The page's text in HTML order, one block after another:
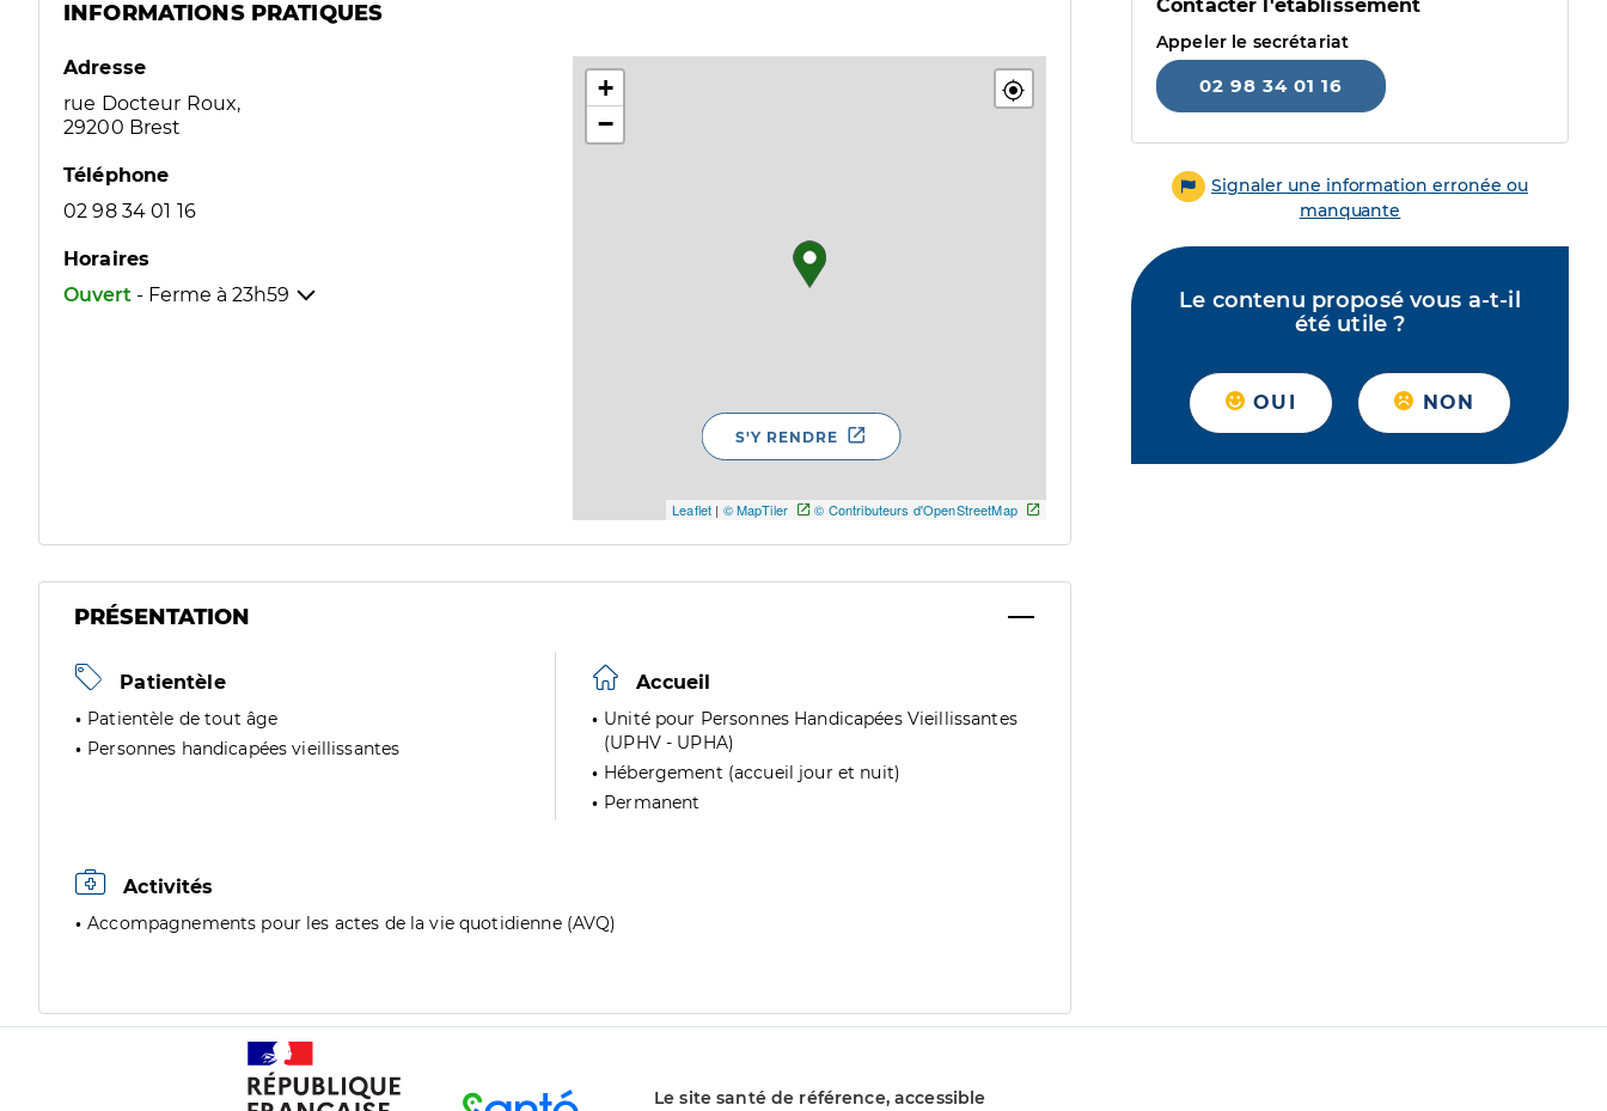
INFORMATIONS PRATIQUES
Adresse
rue Docteur Roux,
29200 Brest
Téléphone
02 98 34 01 16
Horaires
Ouvert - Ferme à 23h59
+
−
Leaflet | © MapTiler © Contributeurs d'OpenStreetMap
S'Y RENDRE
PRÉSENTATION
Patientèle
Patientèle de tout âge
Personnes handicapées vieillissantes
Accueil
Unité pour Personnes Handicapées Vieillissantes
(UPHV - UPHA)
Hébergement (accueil jour et nuit)
Permanent
Activités
Accompagnements pour les actes de la vie quotidienne (AVQ)
Contacter l'établissement
Appeler le secrétariat
02 98 34 01 16
Signaler une information erronée ou
manquante
Le contenu proposé vous a-t-il
été utile ?
OUI NON
Le site santé de référence, accessible